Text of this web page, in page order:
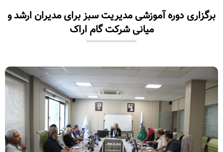
برگزاری دوره آموزشی مدیریت سبز برای مدیران ارشد و
میانی شرکت گام اراک